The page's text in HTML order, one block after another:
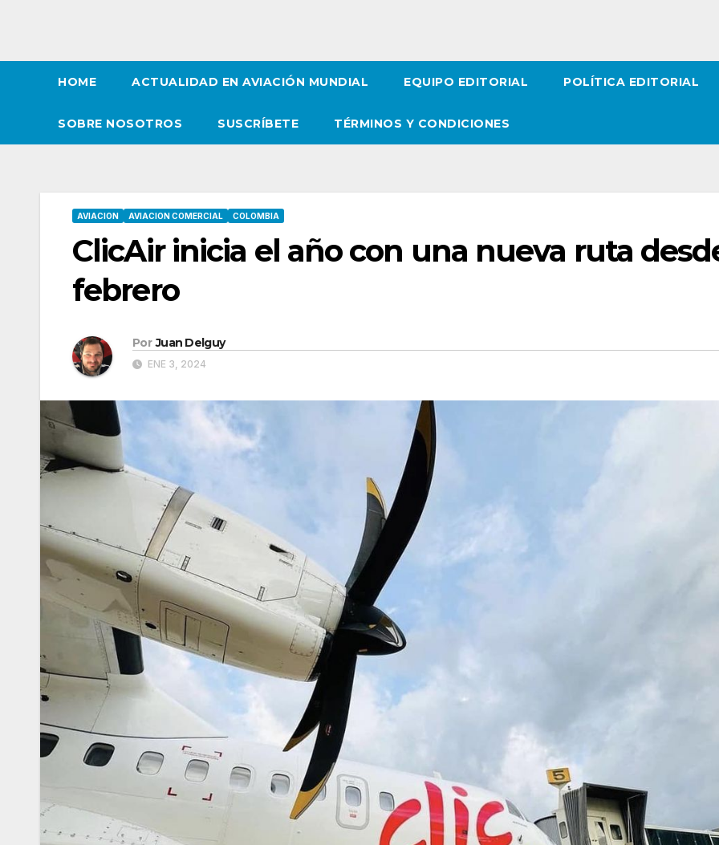
HOME ACTUALIDAD EN AVIACIÓN MUNDIAL EQUIPO EDITORIAL POLÍTICA EDITORIAL
SOBRE NOSOTROS SUSCRÍBETE TÉRMINOS Y CONDICIONES
AVIACION AVIACION COMERCIAL COLOMBIA
ClicAir inicia el año con una nueva ruta
febrero
Por Juan Delguy
ENE 3, 2024